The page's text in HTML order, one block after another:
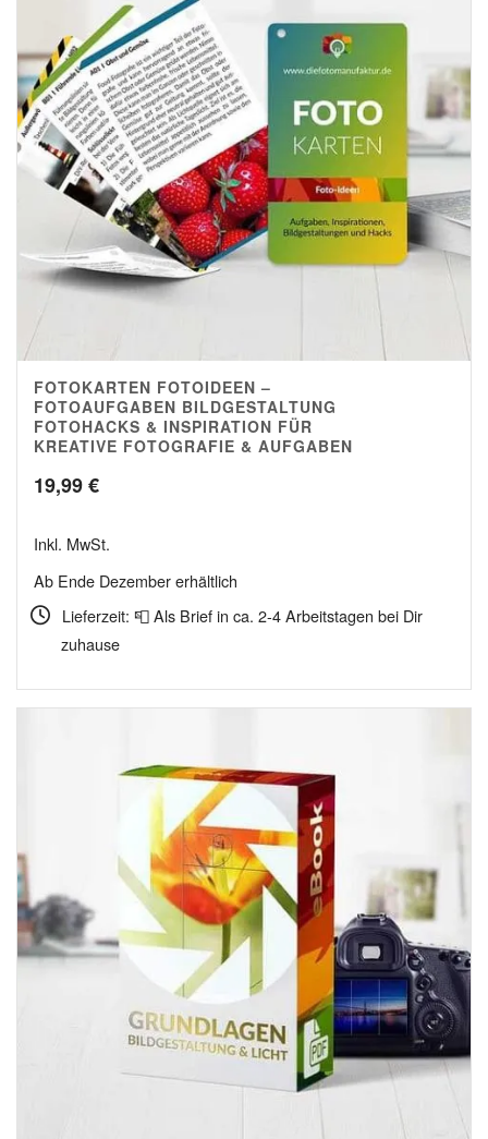
4.82
FOTOKARTEN FOTOIDEEN –
FOTOAUFGABEN BILDGESTALTUNG
FOTOHACKS & INSPIRATION FÜR
KREATIVE FOTOGRAFIE & AUFGABEN
19,99€
Inkl. MwSt.
Ab Ende Dezember erhältlich
Lieferzeit: 📮 Als Brief in ca. 2-4 Arbeitstagen bei Dir
zuhause